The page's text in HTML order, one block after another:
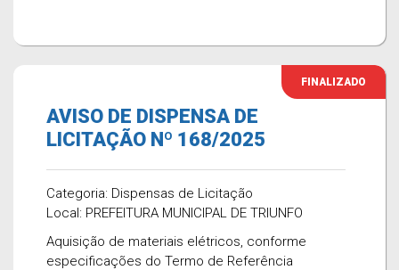
FINALIZADO
AVISO DE DISPENSA DE
LICITAÇÃO Nº 168/2025
Categoria: Dispensas de Licitação
Local: PREFEITURA MUNICIPAL DE TRIUNFO
Aquisição de materiais elétricos, conforme
especificações do Termo de Referência